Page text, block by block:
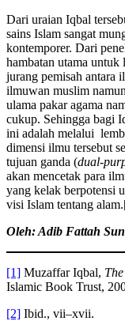
Dari uraian Iqbal
sains Islam sangat
kontemporer. Dari
hambatan utama untuk
jurang pemisah antara
ilmuwan muslim
ulama pakar agama
cukup. Sehingga bagi
ini adalah melalui
dimensi ilmu tersebut
tujuan ganda (dual-
akan mencetak para
yang kelak berpotensi
visi Islam tentang
Oleh: Adib Fattah
[1] Muzaffar Iqbal,
Islamic Book Trust,
[2] Ibid., vii–xvii.